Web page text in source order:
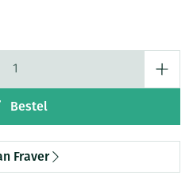
Bestel
Fraver